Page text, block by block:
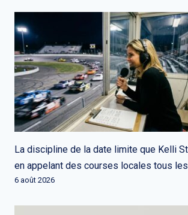
La discipline de la date limite que Kelli
en appelant des courses locales tous
6 août 2026